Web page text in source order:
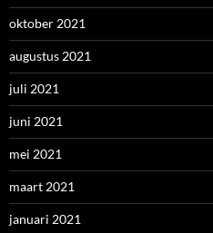
oktober 2021
augustus 2021
juli 2021
juni 2021
mei 2021
maart 2021
januari 2021